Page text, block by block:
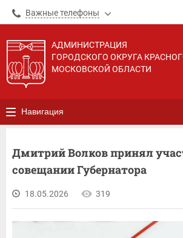
Важные телефоны
АДМИНИСТРАЦИЯ
ГОРОДСКОГО ОКРУГА
МОСКОВСКОЙ ОБЛАСТИ
Навигация
Дмитрий Волков принял
совещании Губернатора
18.05.2026 319